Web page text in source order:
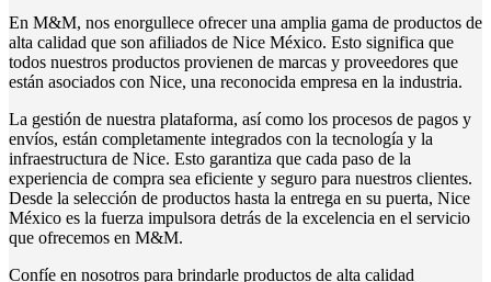
En M&M, nos enorgullece ofrecer una amplia gama de productos de
alta calidad que son afiliados de Nice México. Esto significa que
todos nuestros productos provienen de marcas y proveedores que
están asociados con Nice, una reconocida empresa en la industria.
La gestión de nuestra plataforma, así como los procesos de pagos y
envíos, están completamente integrados con la tecnología y la
infraestructura de Nice. Esto garantiza que cada paso de la
experiencia de compra sea eficiente y seguro para nuestros clientes.
Desde la selección de productos hasta la entrega en su puerta, Nice
México es la fuerza impulsora detrás de la excelencia en el servicio
que ofrecemos en M&M.
Confíe en nosotros para brindarle productos de alta calidad